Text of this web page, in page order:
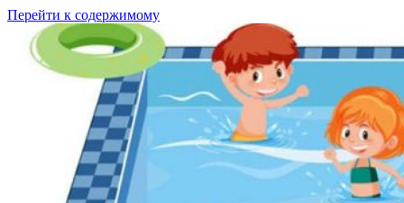
Перейти к содержимому